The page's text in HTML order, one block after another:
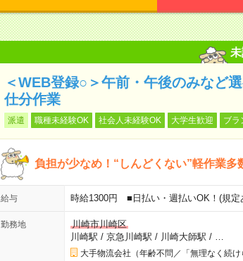
＜WEB登録○＞午前・午後のみなど
仕分作業
派遣 職種未経験OK 社会人未経験OK 大学生歓迎 ブラ
負担が少なめ！“しんどくない”軽作業多
給与 時給1300円 ■日払い・週払いOK！(規
勤務地
川崎市川崎区
川崎駅 / 京急川崎駅 / 川崎大師駅 /
大手物流会社（年齢不問／「無理なく続け